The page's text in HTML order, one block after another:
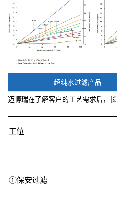
超纯水过滤产品
迈博瑞在了解客户的工艺需求后，
工位
①保安过滤